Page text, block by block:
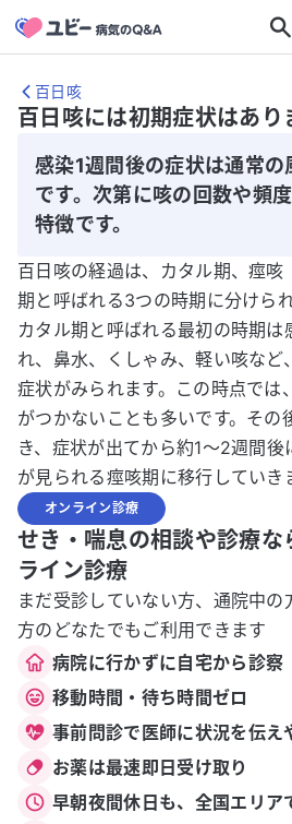
百日咳
百日咳には初期症状はあり
感染1週間後の症状は通常の
です。次第に咳の回数や頻
特徴です。
百日咳の経過は、カタル期、痙
期と呼ばれる3つの時期に分けられ
カタル期と呼ばれる最初の時期
れ、鼻水、くしゃみ、軽い咳など
症状がみられます。この時点では
がつかないことも多いです。その
き、症状が出てから約1～2週間
が見られる痙咳期に移行していき
オンライン診療
せき・喘息の相談や診療な
ライン診療
まだ受診していない方、通院中の
方のどなたでもご利用できます
病院に行かずに自宅から診察
移動時間・待ち時間ゼロ
事前問診で医師に状況を伝え
お薬は最速即日受け取り
早朝夜間休日も、全国エリア